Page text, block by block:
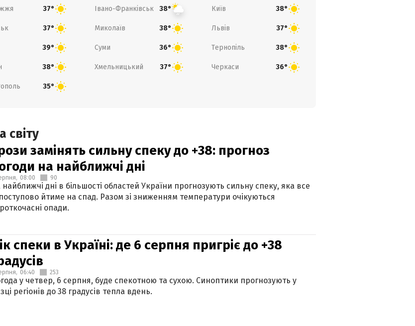
37° Івано-Франківськ 38° Київ 38°
37° Миколаїв 38° Львів 37°
39° Суми 36° Тернопіль 38°
38° Хмельницький 37° Черкаси 36°
35°
світу
замінять сильну спеку до +38: прогноз
на найближчі дні
08:00 90
найближчі дні в більшості областей України прогнозують сильну спеку, яка все
йтиме на спад. Разом зі зниженням температури очікуються
опади.
спеки в Україні: де 6 серпня пригріє до +38
06:40 253
у четвер, 6 серпня, буде спекотною та сухою. Синоптики прогнозують у
регіонів до 38 градусів тепла вдень.